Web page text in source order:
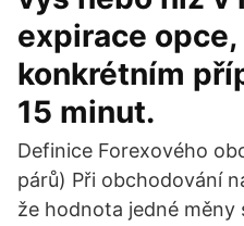
expirace
konkrétním
15 minut.
Definice Forexového
párů) Při obchodování
že hodnota jedné měny